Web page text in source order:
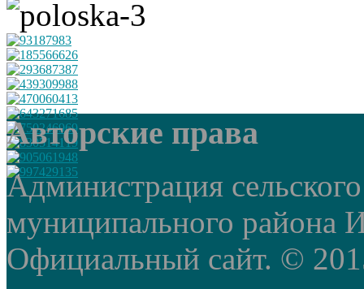
Авторские права
Администрация
муниципального района
Официальный сайт. ©